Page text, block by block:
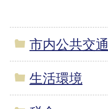
市内公共交通
生活環境